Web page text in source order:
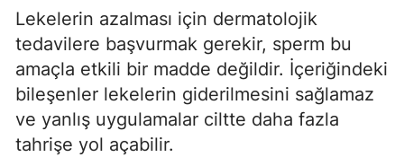
Lekelerin azalması için dermatolojik
tedavilere başvurmak gerekir, sperm bu
amaçla etkili bir madde değildir. İçeriğindeki
bileşenler lekelerin giderilmesini sağlamaz
ve yanlış uygulamalar ciltte daha fazla
tahrişe yol açabilir.